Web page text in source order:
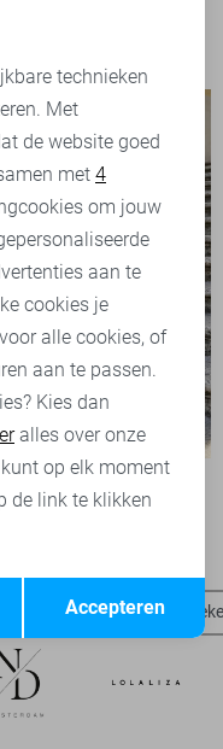
Blouse
Jacqueline de Yong
Opslaan
technieken
Met
de website goed
met 4
om jouw
aan te
cookies je
alle cookies, of
aan te passen.
Kies dan
alles over onze
op elk moment
de link te klikken
Accepteren